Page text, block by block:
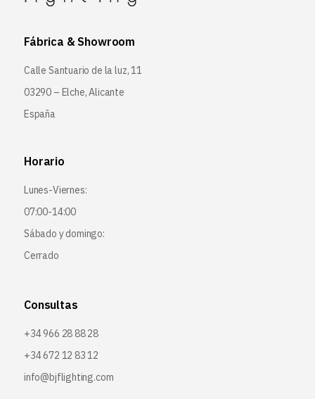
Fábrica & Showroom
Calle Santuario de la luz, 11
03290 – Elche, Alicante
España
Horario
Lunes-Viernes:
07:00-14:00
Sábado y domingo:
Cerrado
Consultas
+34 966 28 88 28
+34 672 12 83 12
info@bjflighting.com